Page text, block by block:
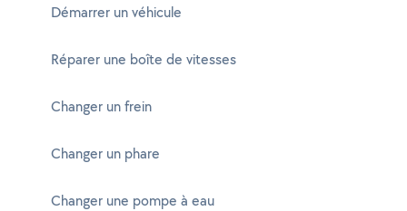
Démarrer un véhicule
Réparer une boîte de vitesses
Changer un frein
Changer un phare
Changer une pompe à eau